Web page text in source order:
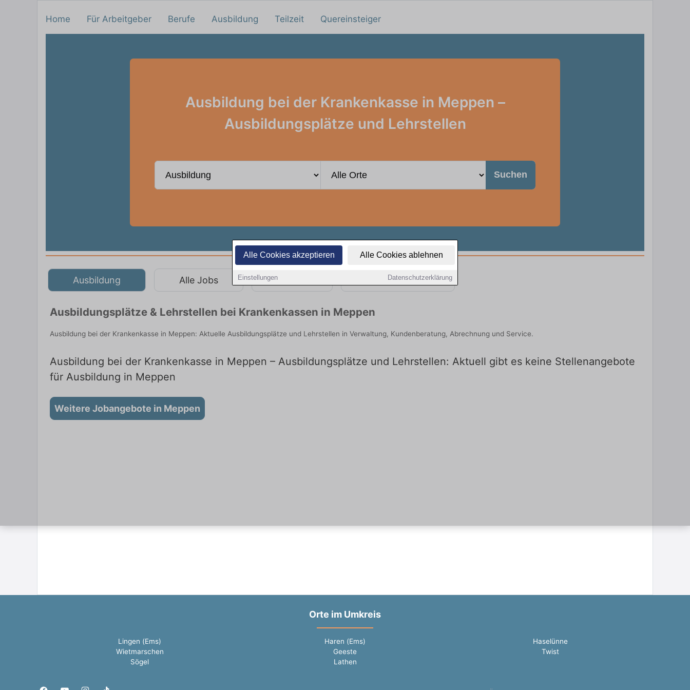
Alle Cookies akzeptieren Alle Cookies ablehnen
Einstellungen Datenschutzerklärung
Home Für Arbeitgeber Berufe Ausbildung Teilzeit Quereinsteiger
Ausbildung bei der Krankenkasse in Meppen –
Ausbildungsplätze und Lehrstellen
Suchen
Ausbildung Alle Jobs Teilzeit Quereinsteiger
Ausbildungsplätze & Lehrstellen bei Krankenkassen in Meppen
Ausbildung bei der Krankenkasse in Meppen: Aktuelle Ausbildungsplätze und Lehrstellen in Verwaltung, Kundenberatung, Abrechnung und Service.
Ausbildung bei der Krankenkasse in Meppen – Ausbildungsplätze und Lehrstellen: Aktuell gibt es keine Stellenangebote
für Ausbildung in Meppen
Weitere Jobangebote in Meppen
Orte im Umkreis
Lingen (Ems) Haren (Ems)
Haselünne
Wietmarschen
Geeste
Twist
Sögel
Lathen